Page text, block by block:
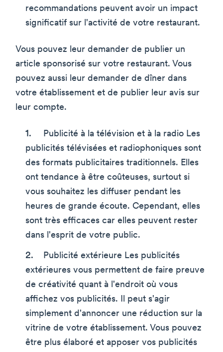
recommandations peuvent avoir un impact
significatif sur l'activité de votre restaurant.
Vous pouvez leur demander de publier un
article sponsorisé sur votre restaurant. Vous
pouvez aussi leur demander de dîner dans
votre établissement et de publier leur avis sur
leur compte.
Publicité à la télévision et à la radio Les
publicités télévisées et radiophoniques sont
des formats publicitaires traditionnels. Elles
ont tendance à être coûteuses, surtout si
vous souhaitez les diffuser pendant les
heures de grande écoute. Cependant, elles
sont très efficaces car elles peuvent rester
dans l'esprit de votre public.
Publicité extérieure Les publicités
extérieures vous permettent de faire preuve
de créativité quant à l'endroit où vous
affichez vos publicités. Il peut s'agir
simplement d'annoncer une réduction sur la
vitrine de votre établissement. Vous pouvez
être plus élaboré et apposer vos publicités